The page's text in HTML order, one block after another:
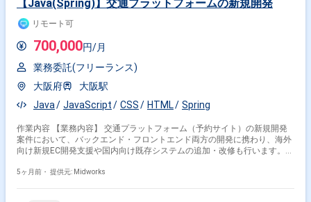
【Java(Spring)】交通プラットフォームの新規開発
リモート可
700,000円/月
業務委託(フリーランス)
大阪府
大阪駅
Java
JavaScript CSS HTML Spring
作業内容 【業務内容】 交通プラットフォーム（予約サイト）の新規開発
案件において、バックエンド・フロントエンド両方の開発に携わり、海外
向け新規EC開発支援や国内向け既存システムの追加・改修も行います。ア
交通プラットフォーム（予約サイト）の新規開発 ・バックエンド・フロン
5ヶ月前・ 提供元: Midworks